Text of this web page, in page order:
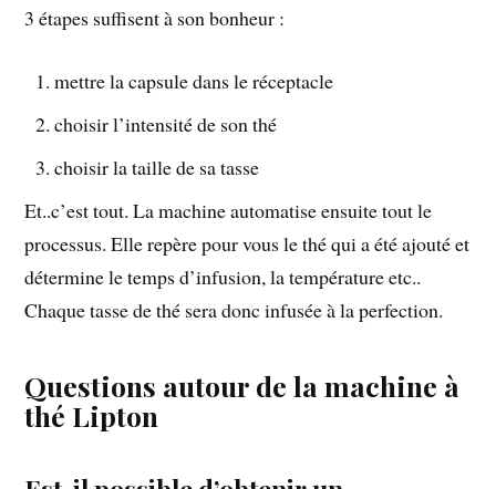
3 étapes suffisent à son bonheur :
mettre la capsule dans le réceptacle
choisir l’intensité de son thé
choisir la taille de sa tasse
Et..c’est tout. La machine automatise ensuite tout le
processus. Elle repère pour vous le thé qui a été ajouté et
détermine le temps d’infusion, la température etc..
Chaque tasse de thé sera donc infusée à la perfection.
Questions autour de la machine à
thé Lipton